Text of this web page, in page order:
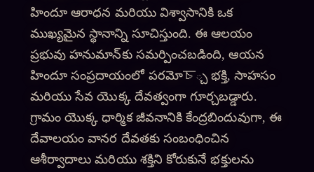
హిందూ ఆరాధన మరియు విశ్వాసానికి ఒక
ముఖ్యమైన స్థానాన్ని సూచిస్తుంది. ఈ ఆలయం
ప్రభువు హనుమాన్‌కు సమర్పించబడింది, ఆయన
హిందూ సంప్రదాయంలో పరమోচ్చ భక్తి, సాహసం
మరియు సేవ యొక్క దేవత్వంగా గూర్చబడ్డారు.
గ్రామం యొక్క ధార్మిక జీవనానికి కేంద్రబిందువుగా, ఈ
దేవాలయం వానర దేవతకు సంబంధించిన
ఆశీర్వాదాలు మరియు శక్తిని కోరుకునే భక్తులను